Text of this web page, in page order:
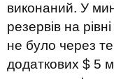
виконаний. У
резервів на
не було через
додаткових $ 5